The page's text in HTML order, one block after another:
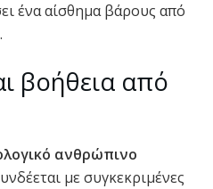
ένα αίσθημα βάρους από
βοήθεια από
ανθρώπινο
με συγκεκριμένες